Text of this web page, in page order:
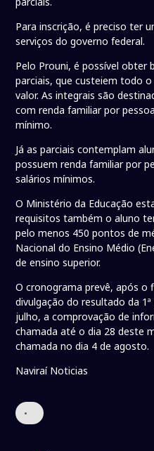
Para inscrição, é preciso ter
serviços do governo federal.
Pelo Prouni, é possível obter
parciais, que custeiem todo
valor. As integrais são
com renda familiar por
mínimo.
Já as parciais contemplam
possuem renda familiar por
salários mínimos.
O Ministério da Educação
requisitos também o aluno
pelo menos 450 pontos de
Nacional do Ensino Médio
de ensino superior.
O cronograma prevê, após o
divulgação do resultado da
julho, a comprovação de
chamada até o dia 28 deste
chamada no dia 4 de agosto.
Naviraí Noticias
•